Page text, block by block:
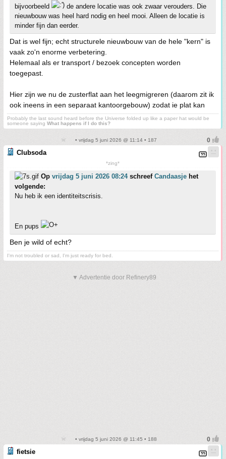
bijvoorbeeld
de andere locatie was ook zwaar verouders. Die
nieuwbouw was heel hard nodig en heel mooi. Alleen de locatie is
minder fijn dan eerder.
Dat is wel fijn; echt structurele nieuwbouw van de hele "kern" is
vaak zo'n enorme verbetering.
Helemaal als er transport / bezoek concepten worden
toegepast.
Hier zijn we nu de zusterflat aan het leegmigreren (daarom zit ik
ook ineens in een separaat kantoorgebouw) zodat ie plat kan
Probably the last sound heard before the Universe folded up like a paper hat would be
someone saying What happens if I do this?
• vrijdag 5 juni 2026 @ 11:14 • 187
Clubsoda
*zing*
Op vrijdag 5 juni 2026 08:24schreef Candaasje het
volgende:
Nu heb ik een identiteitscrisis.
En pups
Ben je wild of echt?
I'm not troubled or sad, I'm just ready for bed.
▼ Advertentie door Refinery89
• vrijdag 5 juni 2026 @ 11:45 • 188
fietsie